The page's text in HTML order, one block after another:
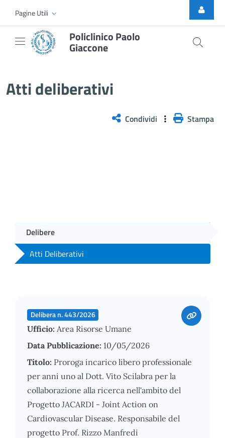
Skip to Main Content
Pagine Utili
Policlinico Paolo
Giaccone
Atti deliberativi
Condividi Stampa
Delibere
Atti Deliberativi
Delibera n. 443/2026
Ufficio: Area Risorse Umane
Data Pubblicazione: 10/05/2026
Titolo: Proroga incarico libero professionale
per anni uno al Dott. Vito Scilabra per la
collaborazione alla ricerca nell'ambito del
Progetto JACARDI - Joint Action on
Cardiovascular Disease. Responsabile del
progetto Prof. Rizzo Manfredi